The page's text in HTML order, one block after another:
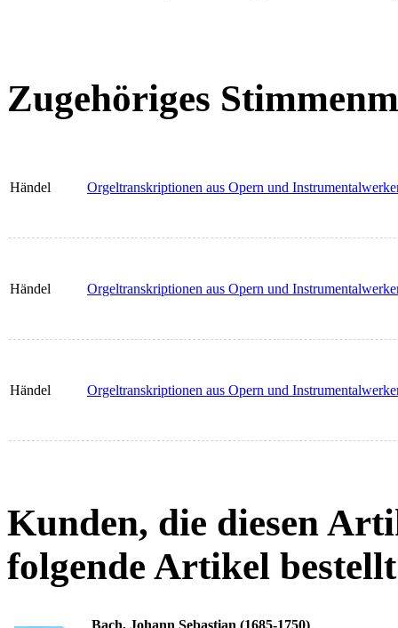
Zugehöriges
Händel Orgeltranskriptionen aus Opern und
Händel Orgeltranskriptionen aus Opern und
Händel Orgeltranskriptionen aus Opern und
Kunden, die diesen
folgende Artikel